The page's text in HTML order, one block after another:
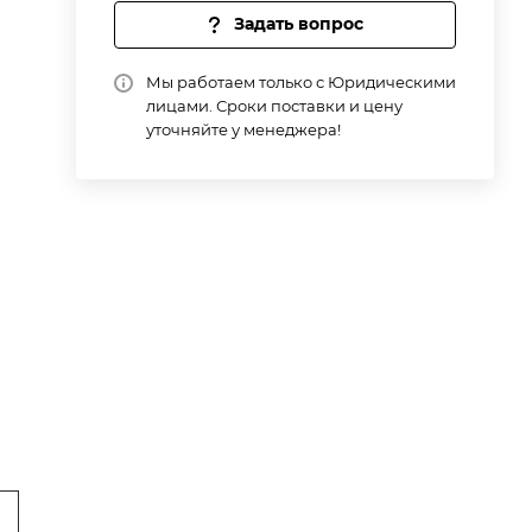
Задать вопрос
Мы работаем только с Юридическими
лицами. Сроки поставки и цену
уточняйте у менеджера!